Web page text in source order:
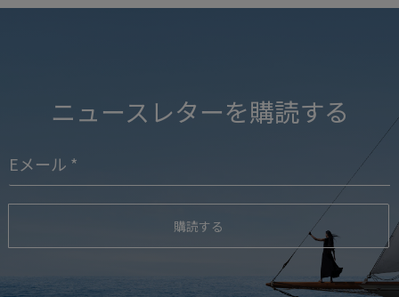
ニュースレターを購読する
購読する